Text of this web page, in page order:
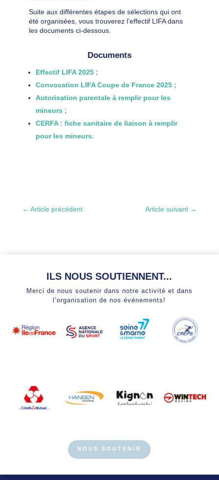
Suite aux différentes étapes de sélections qui ont
été organisées, vous trouverez l’effectif LIFA dans
les documents ci-dessous.
Documents
Effectif LIFA 2025 ;
Convocation LIFA Coupe de France 2025 ;
Autorisation parentale à remplir pour les
mineurs ;
CERFA : fiche sanitaire de liaison à remplir
pour les mineurs.
← Article précédent Article suivant →
ILS NOUS SOUTIENNENT...
Merci de nous soutenir dans notre activité et dans
l’organisation de nos événements!
NOUS SOUTENIR